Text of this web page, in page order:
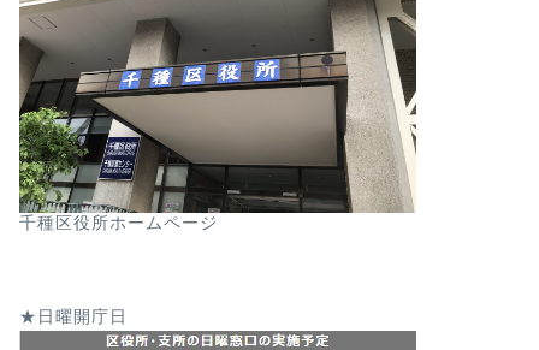
千種区役所ホームページ
★日曜開庁日